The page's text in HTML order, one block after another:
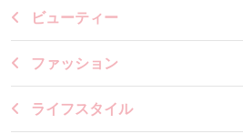
ビューティー
ファッション
ライフスタイル